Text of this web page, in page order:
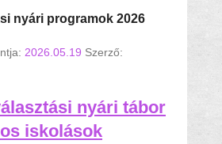
nyári programok 2026
2026.05.19 Szerző:
nyári tábor
iskolások